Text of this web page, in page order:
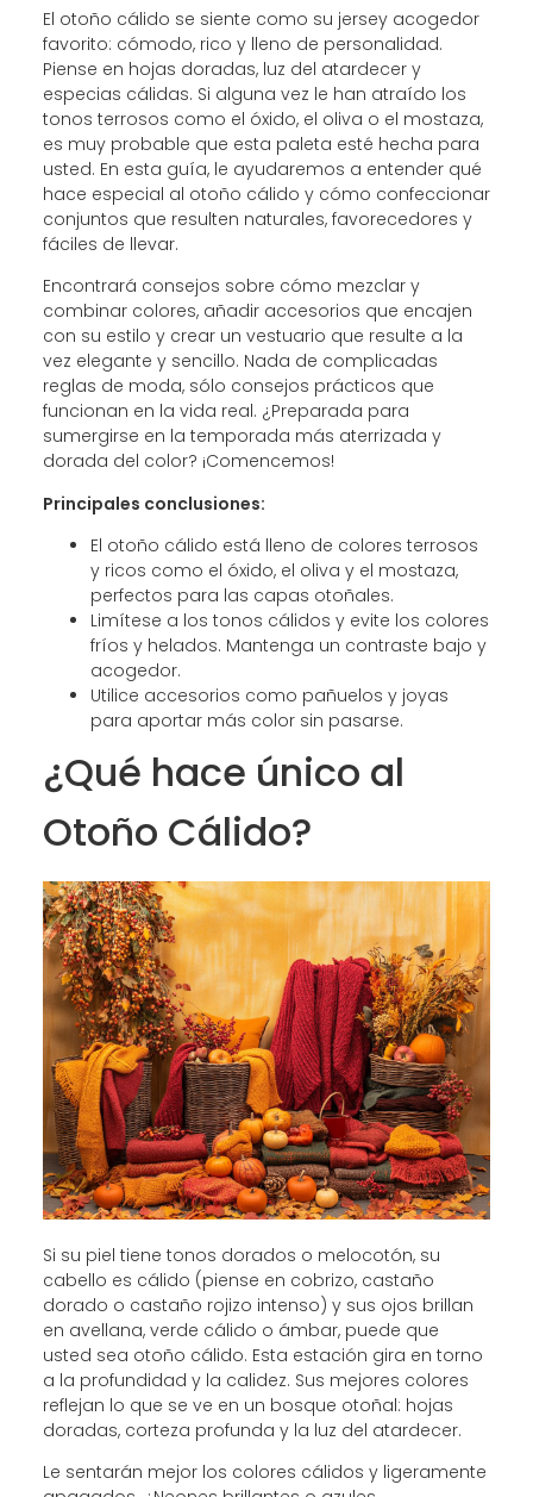
El otoño cálido se siente como su jersey acogedor
favorito: cómodo, rico y lleno de personalidad.
Piense en hojas doradas, luz del atardecer y
especias cálidas. Si alguna vez le han atraído los
tonos terrosos como el óxido, el oliva o el mostaza,
es muy probable que esta paleta esté hecha para
usted. En esta guía, le ayudaremos a entender qué
hace especial al otoño cálido y cómo confeccionar
conjuntos que resulten naturales, favorecedores y
fáciles de llevar.
Encontrará consejos sobre cómo mezclar y
combinar colores, añadir accesorios que encajen
con su estilo y crear un vestuario que resulte a la
vez elegante y sencillo. Nada de complicadas
reglas de moda, sólo consejos prácticos que
funcionan en la vida real. ¿Preparada para
sumergirse en la temporada más aterrizada y
dorada del color? ¡Comencemos!
Principales conclusiones:
El otoño cálido está lleno de colores terrosos
y ricos como el óxido, el oliva y el mostaza,
perfectos para las capas otoñales.
Limítese a los tonos cálidos y evite los colores
fríos y helados. Mantenga un contraste bajo y
acogedor.
Utilice accesorios como pañuelos y joyas
para aportar más color sin pasarse.
¿Qué hace único al
Otoño Cálido?
Si su piel tiene tonos dorados o melocotón, su
cabello es cálido (piense en cobrizo, castaño
dorado o castaño rojizo intenso) y sus ojos brillan
en avellana, verde cálido o ámbar, puede que
usted sea otoño cálido. Esta estación gira en torno
a la profundidad y la calidez. Sus mejores colores
reflejan lo que se ve en un bosque otoñal: hojas
doradas, corteza profunda y la luz del atardecer.
Le sentarán mejor los colores cálidos y ligeramente